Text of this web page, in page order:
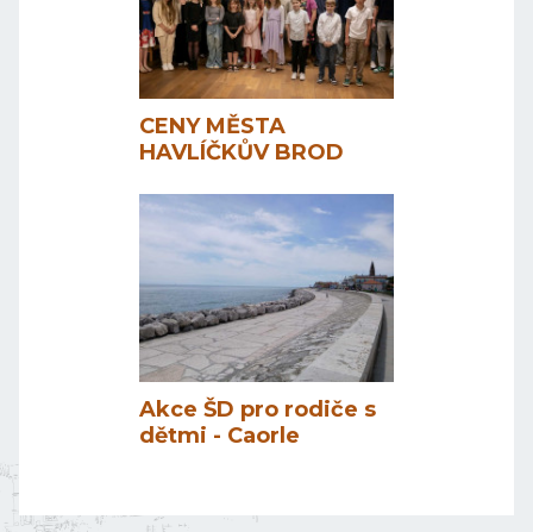
CENY MĚSTA
HAVLÍČKŮV BROD
Akce ŠD pro rodiče s
dětmi - Caorle